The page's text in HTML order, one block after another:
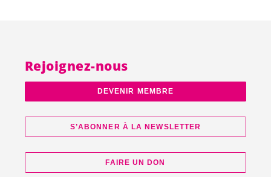
Rejoignez-nous
DEVENIR MEMBRE
S’ABONNER À LA NEWSLETTER
FAIRE UN DON